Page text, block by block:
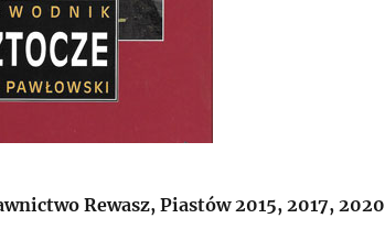
Rewasz, Piastów 2015, 2017, 2020